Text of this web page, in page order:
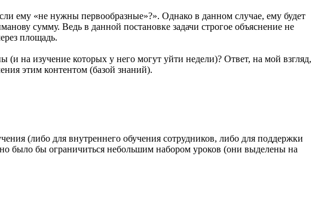
ему «не нужны первообразные»?». Однако в данном случае, ему будет
сумму. Ведь в данной постановке задачи строгое объяснение не
площадь.
на изучение которых у него могут уйти недели)? Ответ, на мой взгляд,
этим контентом (базой знаний).
(либо для внутреннего обучения сотрудников, либо для поддержки
было бы ограничиться небольшим набором уроков (они выделены на